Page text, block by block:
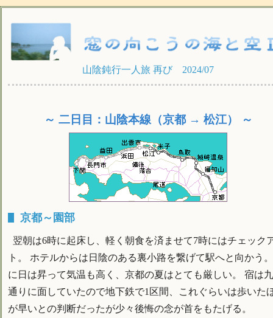
山陰鈍行一人旅 再び 2024/07
～ 二日目：山陰本線（京都 → 松江） ～
京都～園部
翌朝は6時に起床し、軽く朝食を済ませて7時にはチェック
ト。 ホテルからは日陰のある裏小路を繋げて駅へと向かう
に日は昇って気温も高く、京都の夏はとても厳しい。 宿は
通りに面していたので地下鉄で1区間、これぐらいは歩いた
が早いとの判断だったが少々後悔の念が首をもたげる。